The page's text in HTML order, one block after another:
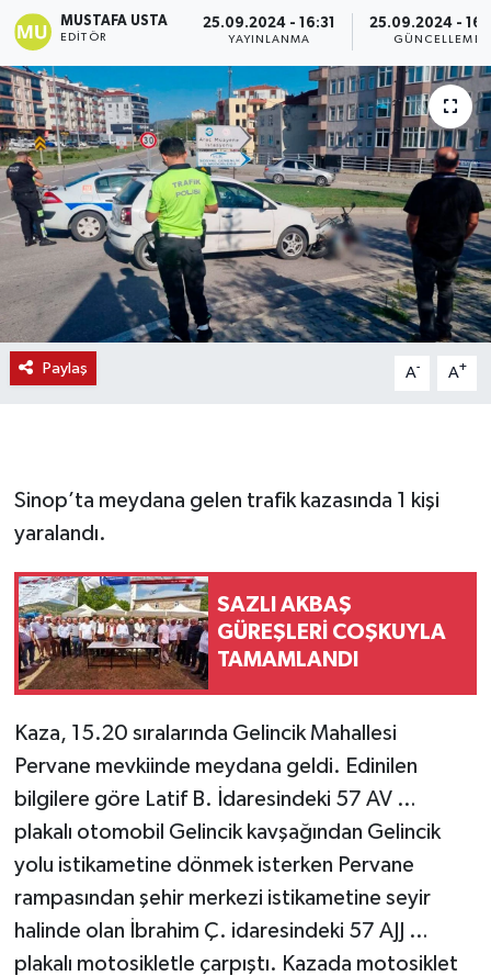
MUSTAFA USTA
EDITÖR
25.09.2024 - 16:31
YAYINLANMA
25.09.2024 -
GÜNCELLEME
Paylaş A- A+
Sinop’ta meydana gelen trafik kazasında 1 kişi
yaralandı.
SAZLI AKBAŞ
GÜREŞLERİ COŞKUYLA
TAMAMLANDI
Kaza, 15.20 sıralarında Gelincik Mahallesi
Pervane mevkiinde meydana geldi. Edinilen
bilgilere göre Latif B. İdaresindeki 57 AV …
plakalı otomobil Gelincik kavşağından Gelincik
yolu istikametine dönmek isterken Pervane
rampasından şehir merkezi istikametine seyir
halinde olan İbrahim Ç. idaresindeki 57 AJJ …
plakalı motosikletle çarpıştı. Kazada motosiklet